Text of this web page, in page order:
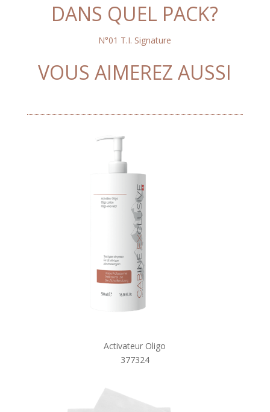
DANS QUEL PACK?
N°01 T.I. Signature
VOUS AIMEREZ AUSSI
Activateur Oligo
377324